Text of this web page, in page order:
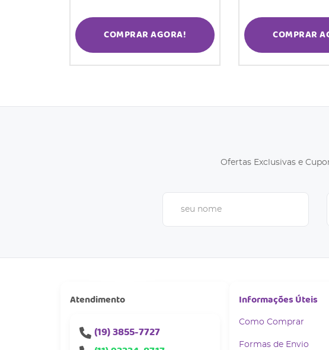
COMPRAR AGORA! COMPRAR
Ofertas Exclusivas e
Atendimento
(19)3855-7727
Informações Úteis
Como Comprar
Formas de Envio